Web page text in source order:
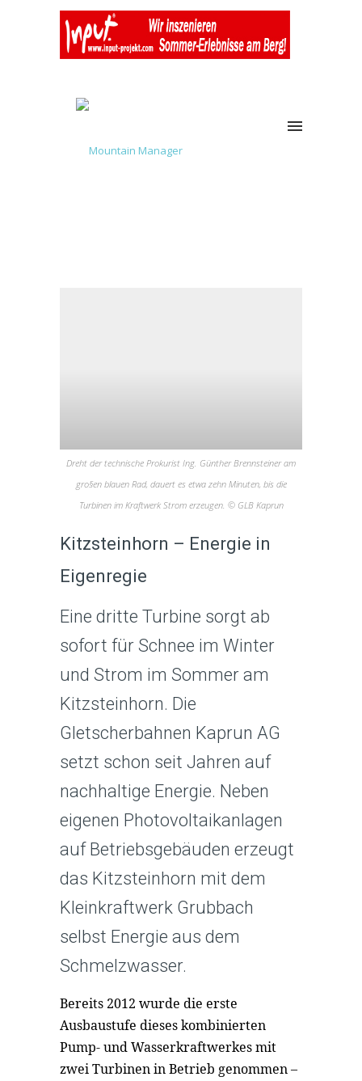
Dreht der technische Prokurist Ing. Günther Brennsteiner am
gro§en blauen Rad, dauert es etwa zehn Minuten, bis die
Turbinen im Kraftwerk Strom erzeugen. © GLB Kaprun
Kitzsteinhorn – Energie in
Eigenregie
Eine dritte Turbine sorgt ab
sofort für Schnee im Winter
und Strom im Sommer am
Kitzsteinhorn. Die
Gletscherbahnen Kaprun AG
setzt schon seit Jahren auf
nachhaltige Energie. Neben
eigenen Photovoltaikanlagen
auf Betriebsgebäuden erzeugt
das Kitzsteinhorn mit dem
Kleinkraftwerk Grubbach
selbst Energie aus dem
Schmelzwasser.
Bereits 2012 wurde die erste
Ausbaustufe dieses kombinierten
Pump- und Wasserkraftwerkes mit
zwei Turbinen in Betrieb genommen –